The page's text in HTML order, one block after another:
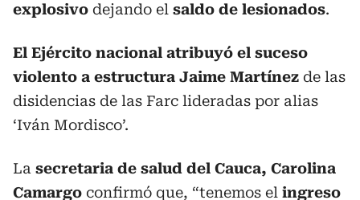
explosivo dejando el saldo de lesionados.
El Ejército nacional atribuyó el suceso
violento a estructura Jaime Martínez de las
disidencias de las Farc lideradas por alias
‘Iván Mordisco’.
La secretaria de salud del Cauca, Carolina
Camargo confirmó que, “tenemos el ingreso